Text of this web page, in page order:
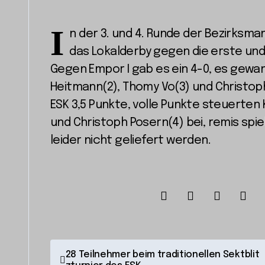
I n der 3. und 4. Runde der
das Lokalderby gegen die erste
Gegen Empor I gab es ein 4-0, es
Heitmann(2), Thomy Vo(3) und
ESK 3,5 Punkte, volle Punkte steuerten
und Christoph Posern(4) bei, remis
leider nicht geliefert werden.
B 28 Teilnehmer beim traditionellen Sektblit